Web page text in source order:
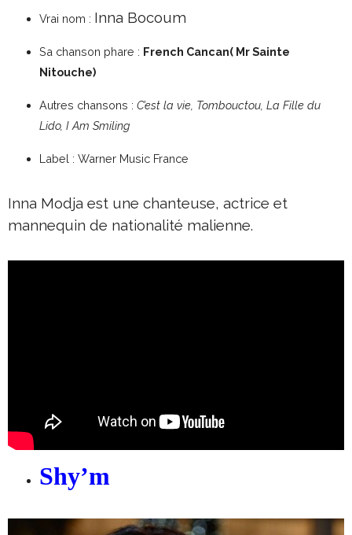
Vrai nom : Inna Bocoum
Sa chanson phare : French Cancan( Mr Sainte
Nitouche)
Autres chansons : C’est la vie, Tombouctou, La Fille du
Lido, I Am Smiling
Label : Warner Music France
Inna Modja est une chanteuse, actrice et
mannequin de nationalité malienne.
Shy’m